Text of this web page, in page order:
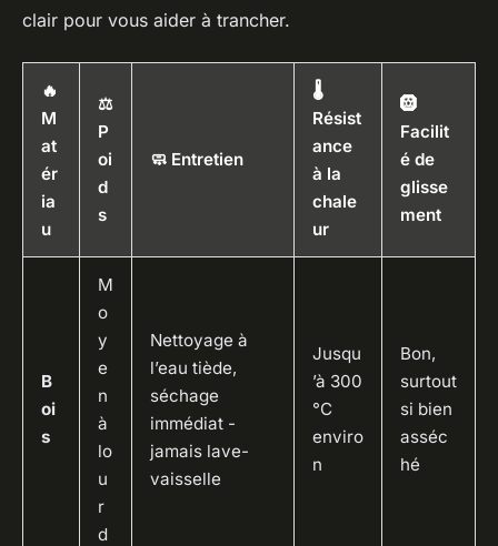
clair pour vous aider à trancher.
🔥
M
at
ér
ia
u
⚖️
P
oi
d
s
🧼 Entretien
🌡️
Résist
ance
à la
chale
ur
🛞
Facilit
é de
glisse
ment
B
oi
s
M
o
y
e
n
à
lo
u
r
d
Nettoyage à
l’eau tiède,
séchage
immédiat -
jamais lave-
vaisselle
Jusqu
’à 300
°C
enviro
n
Bon,
surtout
si bien
asséc
hé